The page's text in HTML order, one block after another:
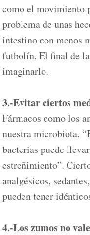
como el movimiento
problema de unas
intestino con menos
futbolín. El final de
imaginarlo.
3.-Evitar ciertos
Fármacos como los
nuestra microbiota.
bacterias puede
estreñimiento”.
analgésicos,
pueden tener
4.-Los zumos no